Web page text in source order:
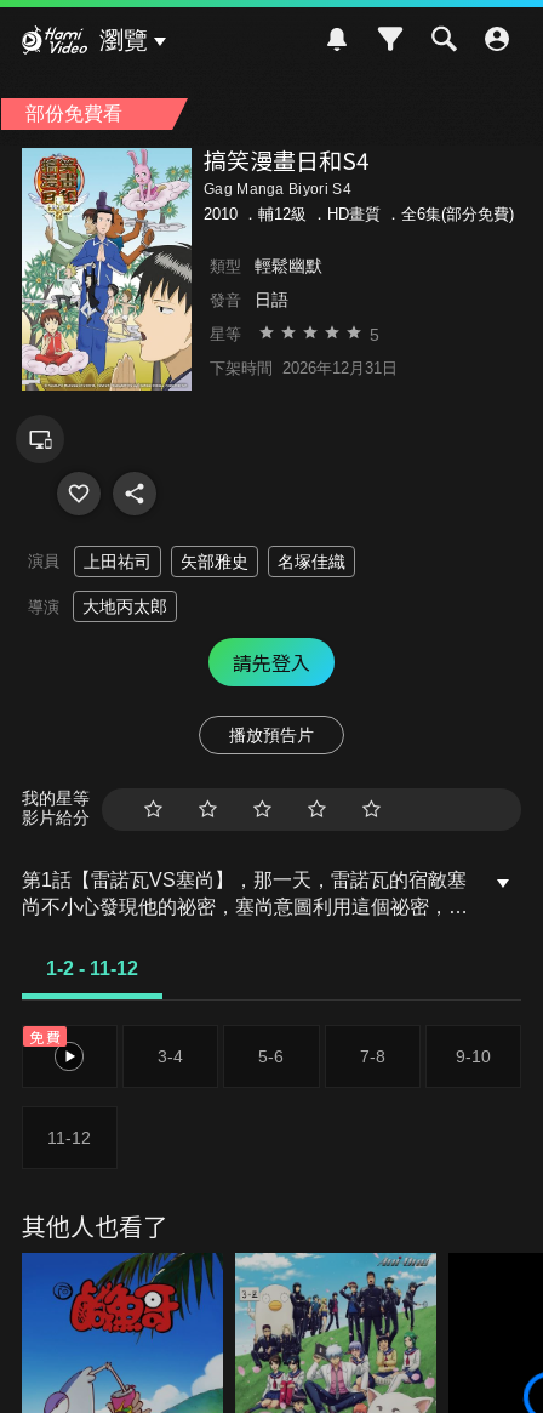
瀏覽
部份免費看
搞笑漫畫日和S4
Gag Manga Biyori S4
2010 ． 輔12級 ．HD畫質 ．全6集(部分免費)
類型 輕鬆幽默
發音 日語
星等 5
下架時間 2026年12月31日
演員 上田祐司 矢部雅史 名塚佳織
導演 大地丙太郎
請先登入
播放預告片
我的星等
影片給分
第1話【雷諾瓦VS塞尚】，那一天，雷諾瓦的宿敵塞
尚不小心發現他的祕密，塞尚意圖利用這個祕密，讓
動藏在體內的武器，展開猛烈攻勢！舞台是藝術之都
術史黑暗中的壯烈的繪畫對決即將開始！第2話【去
公共澡堂吧】，大家有過那種「不知不覺就跟著別人
息吸引來泡湯，導致澡堂內被擠得水泄不通！熱水池
事！
1-2 - 11-12
免費
1-2 3-4 5-6 7-8 9-10
11-12
其他人也看了